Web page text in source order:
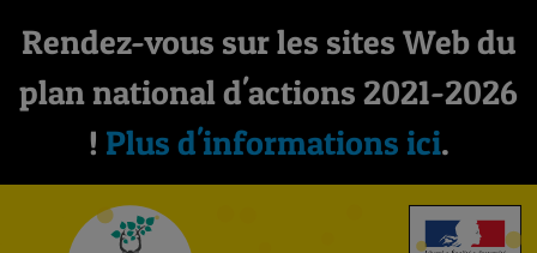
Rendez-vous sur les sites Web du
plan national d'actions 2021-2026
! Plus d'informations ici.